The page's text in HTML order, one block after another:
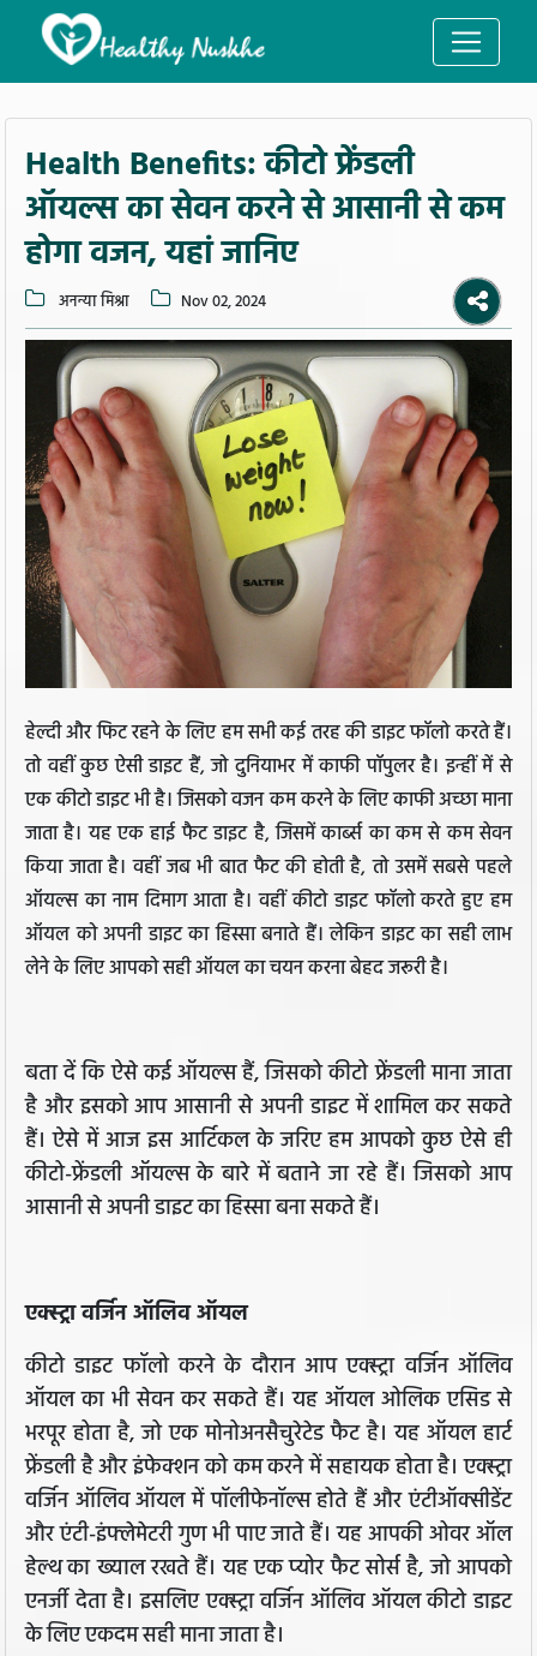
Health Benefits: कीटो फ्रेंडली
ऑयल्स का सेवन करने से आसानी से कम
होगा वजन, यहां जानिए
अनन्या मिश्रा Nov 02, 2024
हेल्दी और फिट रहने के लिए हम सभी कई तरह की डाइट फॉलो करते हैं।
तो वहीं कुछ ऐसी डाइट हैं, जो दुनियाभर में काफी पॉपुलर है। इन्हीं में से
एक कीटो डाइट भी है। जिसको वजन कम करने के लिए काफी अच्छा माना
जाता है। यह एक हाई फैट डाइट है, जिसमें कार्ब्स का कम से कम सेवन
किया जाता है। वहीं जब भी बात फैट की होती है, तो उसमें सबसे पहले
ऑयल्स का नाम दिमाग आता है। वहीं कीटो डाइट फॉलो करते हुए हम
ऑयल को अपनी डाइट का हिस्सा बनाते हैं। लेकिन डाइट का सही लाभ
लेने के लिए आपको सही ऑयल का चयन करना बेहद जरूरी है।
बता दें कि ऐसे कई ऑयल्स हैं, जिसको कीटो फ्रेंडली माना जाता
है और इसको आप आसानी से अपनी डाइट में शामिल कर सकते
हैं। ऐसे में आज इस आर्टिकल के जरिए हम आपको कुछ ऐसे ही
कीटो-फ्रेंडली ऑयल्स के बारे में बताने जा रहे हैं। जिसको आप
आसानी से अपनी डाइट का हिस्सा बना सकते हैं।
एक्स्ट्रा वर्जिन ऑलिव ऑयल
कीटो डाइट फॉलो करने के दौरान आप एक्स्ट्रा वर्जिन ऑलिव
ऑयल का भी सेवन कर सकते हैं। यह ऑयल ओलिक एसिड से
भरपूर होता है, जो एक मोनोअनसैचुरेटेड फैट है। यह ऑयल हार्ट
फ्रेंडली है और इंफेक्शन को कम करने में सहायक होता है। एक्स्ट्रा
वर्जिन ऑलिव ऑयल में पॉलीफेनॉल्स होते हैं और एंटीऑक्सीडेंट
और एंटी-इंफ्लेमेटरी गुण भी पाए जाते हैं। यह आपकी ओवर ऑल
हेल्थ का ख्याल रखते हैं। यह एक प्योर फैट सोर्स है, जो आपको
एनर्जी देता है। इसलिए एक्स्ट्रा वर्जिन ऑलिव ऑयल कीटो डाइट
के लिए एकदम सही माना जाता है।